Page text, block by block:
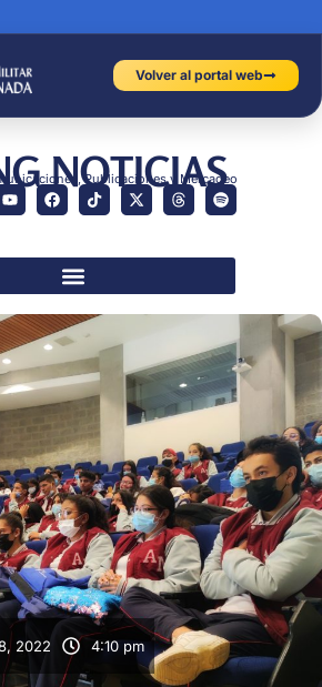
Volver al portal web
NOTICIAS
Publicaciones y Mercadeo
2022 4:10 pm